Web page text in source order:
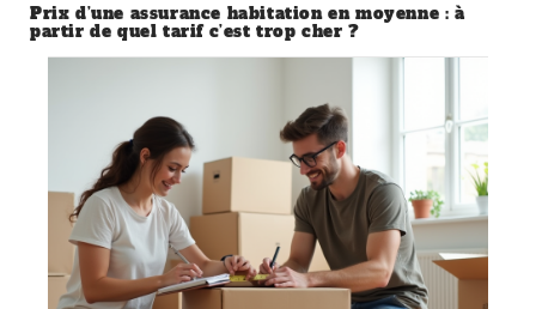
Prix d’une assurance habitation en moyenne : à
partir de quel tarif c’est trop cher ?